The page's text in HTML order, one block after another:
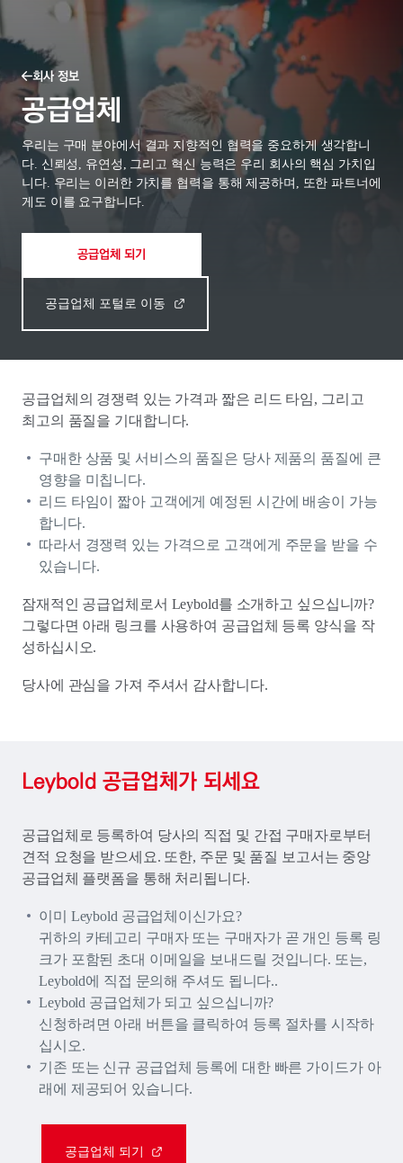
회사 정보
공급업체
우리는 구매 분야에서 결과 지향적인 협력을 중요하게 생각합니
다. 신뢰성, 유연성, 그리고 혁신 능력은 우리 회사의 핵심 가치입
니다. 우리는 이러한 가치를 협력을 통해 제공하며, 또한 파트너에
게도 이를 요구합니다.
공급업체 되기
공급업체 포털로 이동
공급업체의 경쟁력 있는 가격과 짧은 리드 타임, 그리고
최고의 품질을 기대합니다.
구매한 상품 및 서비스의 품질은 당사 제품의 품질에 큰
영향을 미칩니다.
리드 타임이 짧아 고객에게 예정된 시간에 배송이 가능
합니다.
따라서 경쟁력 있는 가격으로 고객에게 주문을 받을 수
있습니다.
잠재적인 공급업체로서 Leybold를 소개하고 싶으십니까?
그렇다면 아래 링크를 사용하여 공급업체 등록 양식을 작
성하십시오.
당사에 관심을 가져 주셔서 감사합니다.
Leybold 공급업체가 되세요
공급업체로 등록하여 당사의 직접 및 간접 구매자로부터
견적 요청을 받으세요. 또한, 주문 및 품질 보고서는 중앙
공급업체 플랫폼을 통해 처리됩니다.
이미 Leybold 공급업체이신가요?
귀하의 카테고리 구매자 또는 구매자가 곧 개인 등록 링
크가 포함된 초대 이메일을 보내드릴 것입니다. 또는,
Leybold에 직접 문의해 주셔도 됩니다..
Leybold 공급업체가 되고 싶으십니까?
신청하려면 아래 버튼을 클릭하여 등록 절차를 시작하
십시오.
기존 또는 신규 공급업체 등록에 대한 빠른 가이드가 아
래에 제공되어 있습니다.
공급업체 되기